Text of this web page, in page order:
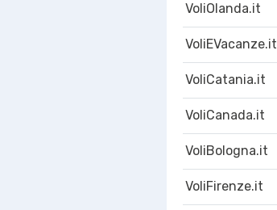
VoliOlanda.it
VoliEVacanze.it
VoliCatania.it
VoliCanada.it
VoliBologna.it
VoliFirenze.it